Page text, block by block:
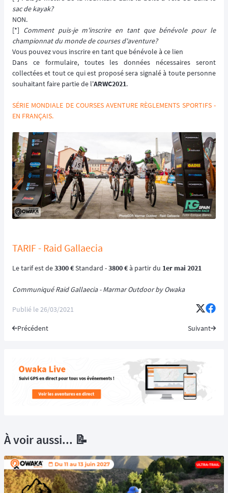
sac de kayak?
NON.
[*] Comment puis-je m'inscrire en tant que bénévole pour le
championnat du monde de courses d'aventure?
Vous pouvez vous inscrire en tant que bénévole à ce lien
Dans ce formulaire, toutes les données nécessaires seront
collectées et tout ce qui est proposé sera signalé à toute personne
souhaitant faire partie de l'ARWC2021.
SÉRIE MONDIALE DE COURSES AVENTURE RÈGLEMENTS SPORTIFS -
EN FRANÇAIS.
TARIF - Raid Gallaecia
Le tarif est de3300 €Standard -3800 €à partir du 1er mai 2021
Communiqué Raid Gallaecia - Marmar Outdoor by Owaka
Publié le26/03/2021
Précédent Suivant
À voir aussi... 📝